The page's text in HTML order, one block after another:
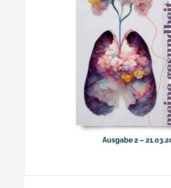
Ausgabe 2 –